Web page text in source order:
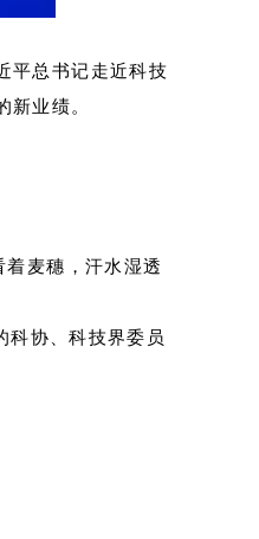
平总书记走近科技
业绩。
麦穗，汗水湿透
科协、科技界委员